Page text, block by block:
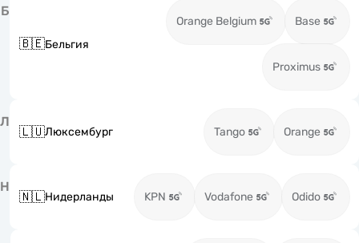
Б
🇧🇪Бельгия
Orange Belgium Base
Proximus
Л
🇱🇺Люксембург Tango Orange
Н
🇳🇱Нидерланды KPN Vodafone Odido